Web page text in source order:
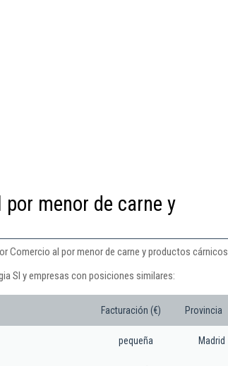
menor de carne y
Comercio al por menor de carne y productos cárnicos.
Sl y empresas con posiciones similares:
Facturación (€) Provincia
pequeña Madrid